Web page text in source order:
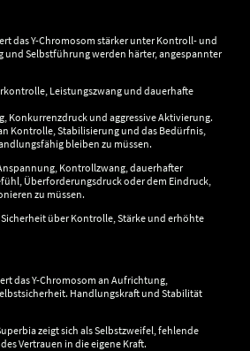
das Y-Chromosom stärker unter Kontroll- und
und Selbstführung werden härter, angespannter
Leistungszwang und dauerhafte
Konkurrenzdruck und aggressive Aktivierung.
Kontrolle, Stabilisierung und das Bedürfnis,
bleiben zu müssen.
Kontrollzwang, dauerhafter
Überforderungsdruck oder dem Eindruck,
zu müssen.
Sicherheit über Kontrolle, Stärke und erhöhte
das Y-Chromosom an Aufrichtung,
Handlungskraft und Stabilität
zeigt sich als Selbstzweifel, fehlende
Vertrauen in die eigene Kraft.